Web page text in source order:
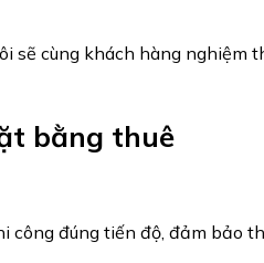
sẽ cùng khách hàng nghiệm
công đúng tiến độ, đảm bảo